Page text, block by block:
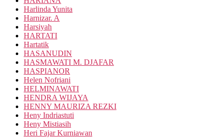
Harlinda Yunita
Harnizar. A
Harsiyah
HARTATI
Hartatik
HASANUDIN
HASMAWATI M. DJAFAR
HASPIANOR
Helen Nofriani
HELMINAWATI
HENDRA WIJAYA
HENNY MAURIZA REZKI
Heny Indriastuti
Heny Mistiasih
Heri Fajar Kurniawan